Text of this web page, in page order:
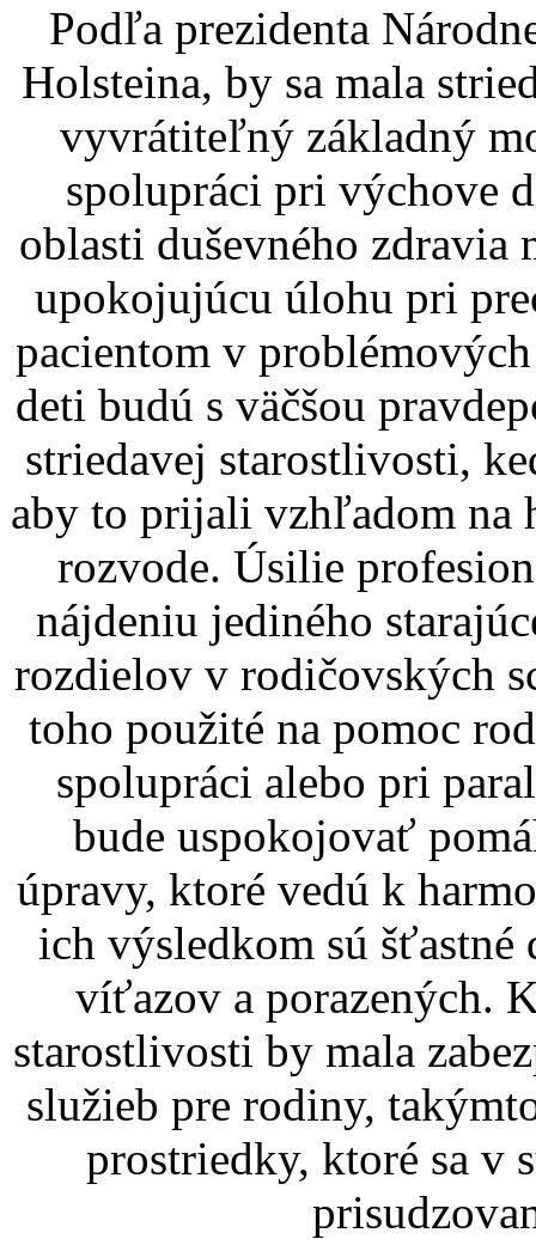
Podľa prezidenta
Holsteina, by sa mala
vyvrátiteľný základný
spolupráci pri výchove
oblasti duševného
upokojujúcu úlohu pri
pacientom v
deti budú s väčšou
striedavej starostlivosti,
aby to prijali vzhľadom na
rozvode. Úsilie
nájdeniu jediného
rozdielov v rodičovských
toho použité na pomoc
spolupráci alebo pri
bude uspokojovať
úpravy, ktoré vedú k
ich výsledkom sú
víťazov a porazených.
starostlivosti by mala
služieb pre rodiny,
prostriedky, ktoré sa v